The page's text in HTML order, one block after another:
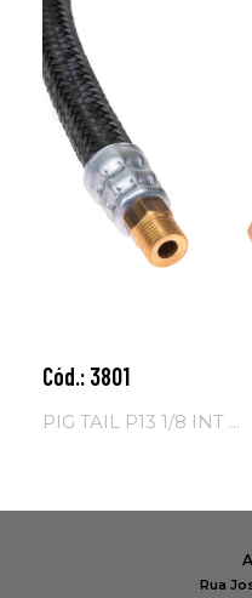
Cód.: 3801
PIG TAIL P13 1/8 INT ...
Adicionar ao
carrinho
Rua